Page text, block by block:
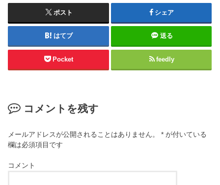
ポスト シェア
はてブ 送る
Pocket feedly
コメントを残す
メールアドレスが公開されることはありません。 * が付いている
欄は必須項目です
コメント